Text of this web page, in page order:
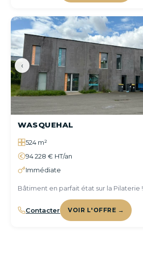
‹
WASQUEHAL
524 m²
94 228 € HT/an
Immédiate
Bâtiment en parfait état sur la Pilaterie !
Contacter VOIR L'OFFRE →